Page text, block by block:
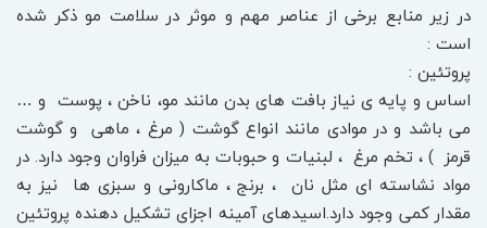
در زیر منابع برخی از عناصر مهم و موثر در سلامت مو ذکر شده
است :
پروتئین :
اساس و پایه ی نیاز بافت های بدن مانند مو، ناخن ، پوست و …
می باشد و در موادی مانند انواع گوشت ( مرغ ، ماهی و گوشت
قرمز ) ، تخم مرغ ، لبنیات و حبوبات به میزان فراوان وجود دارد. در
مواد نشاسته ای مثل نان ، برنج ، ماکارونی و سبزی ها نیز به
مقدار کمی وجود دارد.اسیدهای آمینه اجزای تشکیل دهنده پروتئین